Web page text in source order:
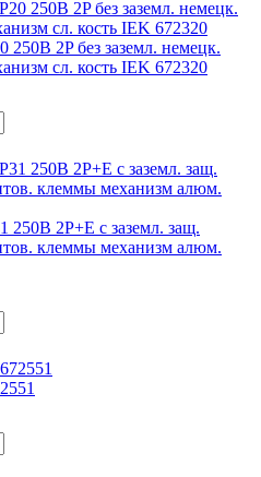
2P без заземл. немецк.
сл. кость IEK 672320
2P+E с заземл. защ.
клеммы механизм алюм.